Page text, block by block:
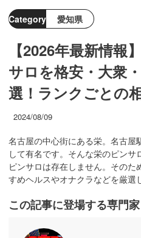
Category 愛知県
【2026年最新情報
サロを格安・大衆
選！ランクごとの
2024/08/09
名古屋の中心街にある栄。名古屋
して有名です。そんな栄のピン
ピンサロは存在しません。その
すめヘルスやオナクラなどを厳選
この記事に登場する専門家